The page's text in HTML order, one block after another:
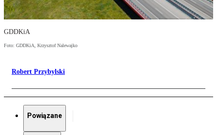
GDDKiA
Foto: GDDKiA, Krzysztof Nalewajko
Robert Przybylski
Powiązane